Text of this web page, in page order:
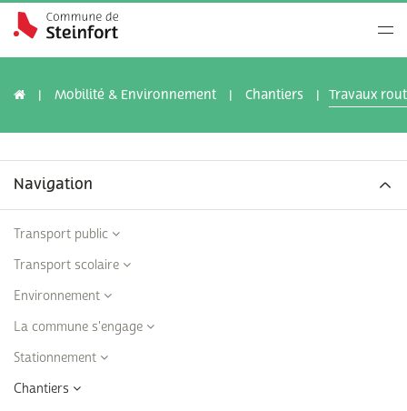
Mobilité & Environnement Chantiers Travaux
Navigation
Transport public
Transport scolaire
Environnement
La commune s'engage
Stationnement
Chantiers